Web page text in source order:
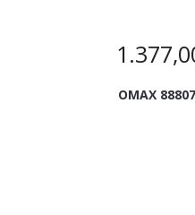
OMAX